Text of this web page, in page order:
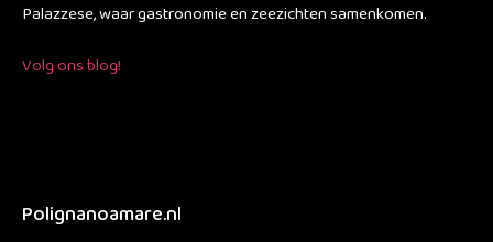
Palazzese, waar gastronomie en zeezichten samenkomen.
Volg ons blog!
Polignanoamare.nl